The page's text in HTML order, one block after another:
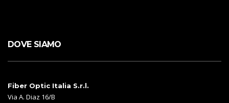
DOVE SIAMO
Fiber Optic Italia S.r.l.
Via A. Diaz 16/B